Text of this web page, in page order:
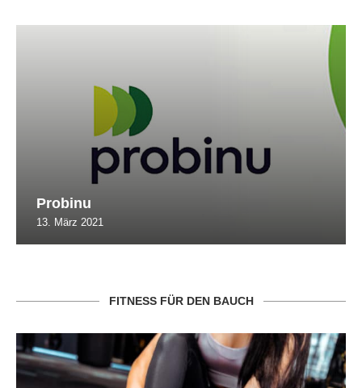
Probinu
13. März 2021
FITNESS FÜR DEN BAUCH